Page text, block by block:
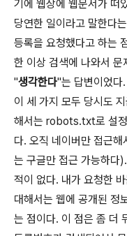
기에 웹상에 웹문서가 떠
당연한 일이라고 말한다
등록을 요청했다고 하는
한 이상 검색에 나와서
"생각한다"는 답변이었다.
이 세 가지 모두 당시도
해서는 robots.txt로 설정
다. 오직 네이버만 접근
는 구글만 접근 가능하다
적이 없다. 내가 요청한
대해서는 웹에 공개된 정
는 점이다. 이 점은 좀 더